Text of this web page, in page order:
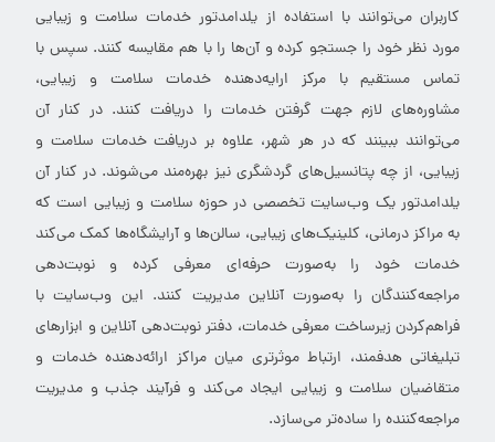
کاربران می‌توانند با استفاده از یلدامدتور خدمات سلامت و زیبایی
مورد نظر خود را جستجو کرده و آن‌ها را با هم مقایسه کنند. سپس با
تماس مستقیم با مرکز ارایه‌دهنده خدمات سلامت و زیبایی،
مشاوره‌های لازم جهت گرفتن خدمات را دریافت کنند. در کنار آن
می‌توانند ببینند که در هر شهر، علاوه بر دریافت خدمات سلامت و
زیبایی، از چه پتانسیل‌های گردشگری نیز بهره‌مند می‌شوند. در کنار آن
یلدامدتور یک وب‌سایت تخصصی در حوزه سلامت و زیبایی است که
به مراکز درمانی، کلینیک‌های زیبایی، سالن‌ها و آرایشگاه‌ها کمک می‌کند
خدمات خود را به‌صورت حرفه‌ای معرفی کرده و نوبت‌دهی
مراجعه‌کنندگان را به‌صورت آنلاین مدیریت کنند. این وب‌سایت با
فراهم‌کردن زیرساخت معرفی خدمات، دفتر نوبت‌دهی آنلاین و ابزارهای
تبلیغاتی هدفمند، ارتباط موثرتری میان مراکز ارائه‌دهنده خدمات و
متقاضیان سلامت و زیبایی ایجاد می‌کند و فرآیند جذب و مدیریت
مراجعه‌کننده را ساده‌تر می‌سازد.